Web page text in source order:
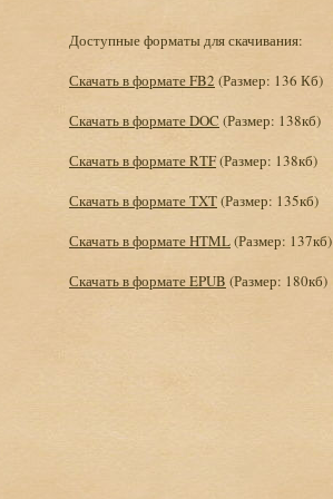
Доступные форматы для скачивания:
Скачать в формате FB2 (Размер: 136 Кб)
Скачать в формате DOC (Размер: 138кб)
Скачать в формате RTF(Размер: 138кб)
Скачать в формате TXT(Размер: 135кб)
Скачать в формате HTML(Размер: 137кб)
Скачать в формате EPUB (Размер: 180кб)